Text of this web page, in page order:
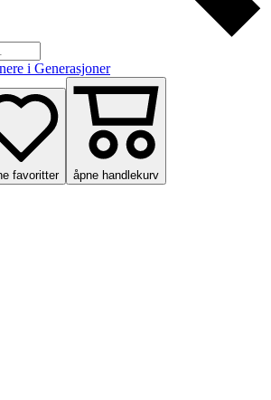
i Generasjoner
favoritter
åpne handlekurv